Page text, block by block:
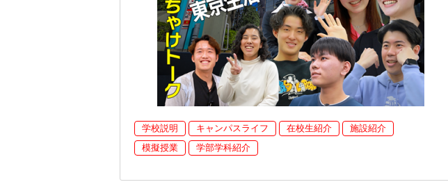
学校説明 キャンパスライフ 在校生紹介
施設紹介
模擬授業
学部学科紹介